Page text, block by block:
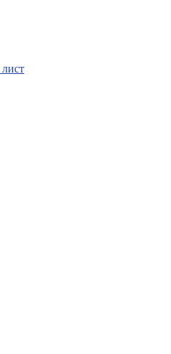
область
область
область
за контактування з
мову
жестових мов різних країн
для поліцейських"